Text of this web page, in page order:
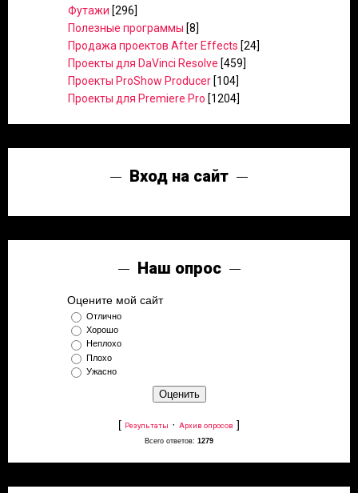
Футажи [296]
Полезные программы [8]
Продажа проектов After Effects [24]
Проекты для DaVinci Resolve [459]
Проекты ProShow Producer [104]
Проекты для Premiere Pro [1204]
Вход на сайт
Наш опрос
Оцените мой сайт
Отлично
Хорошо
Неплохо
Плохо
Ужасно
[ Результаты · Архив опросов ]
Всего ответов: 1279